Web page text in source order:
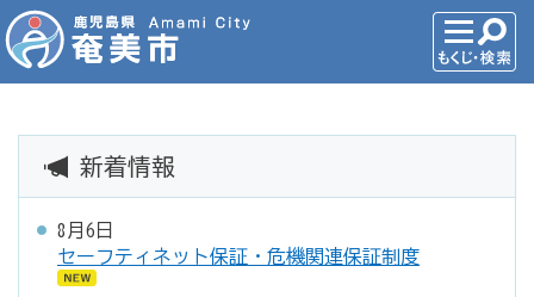
新着情報
8月6日
セーフティネット保証・危機関連保証制度